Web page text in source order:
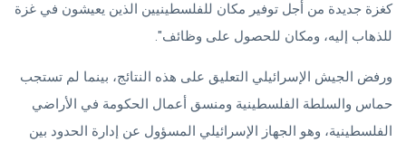
كغزة جديدة من أجل توفير مكان للفلسطينيين الذين يعيشون في غزة
للذهاب إليه، ومكان للحصول على وظائف".
ورفض الجيش الإسرائيلي التعليق على هذه النتائج، بينما لم تستجب
حماس والسلطة الفلسطينية ومنسق أعمال الحكومة في الأراضي
الفلسطينية، وهو الجهاز الإسرائيلي المسؤول عن إدارة الحدود بين